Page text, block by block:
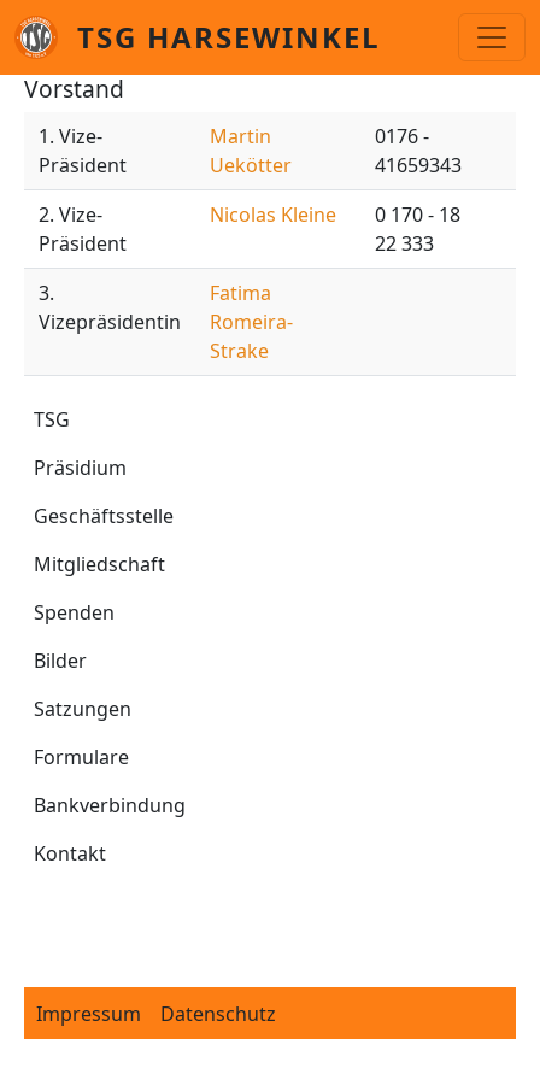
Direkt zum Inhalt
TSG HARSEWINKEL
TSG
TSG
Präsidium
Geschäftsstelle
Mitgliedschaft
Spenden
Bilder
Satzungen
Formulare
Bankverbindung
Kontakt
Vorstand
1. Vize-
Präsident
Martin
Uekötter
0176 -
41659343
2. Vize-
Präsident
Nicolas Kleine
0 170 - 18
22 333
3.
Vizepräsidentin
Fatima
Romeira-
Strake
Footer
Impressum Datenschutz